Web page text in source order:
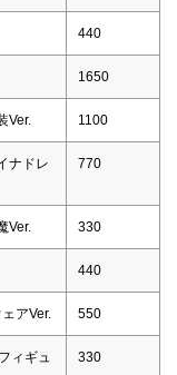
440
1650
Ver. 1100
ナドレ
770
Ver. 330
440
アVer. 550
ィギュ
330